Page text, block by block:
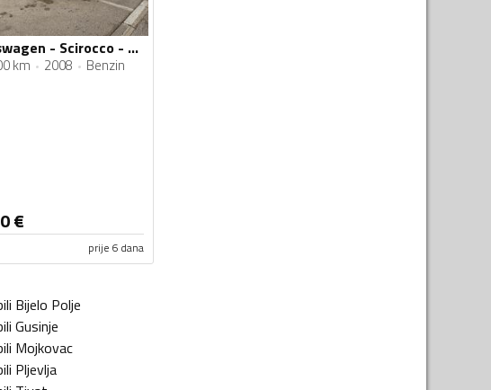
Volkswagen - Scirocco - 2.0 TSI
km 2008 Benzin
€
prije 6 dana
Bijelo Polje
Gusinje
Mojkovac
Pljevlja